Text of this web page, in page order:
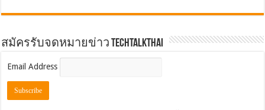
สมัครรับจดหมายข่าว TechTalkThai
Email Address